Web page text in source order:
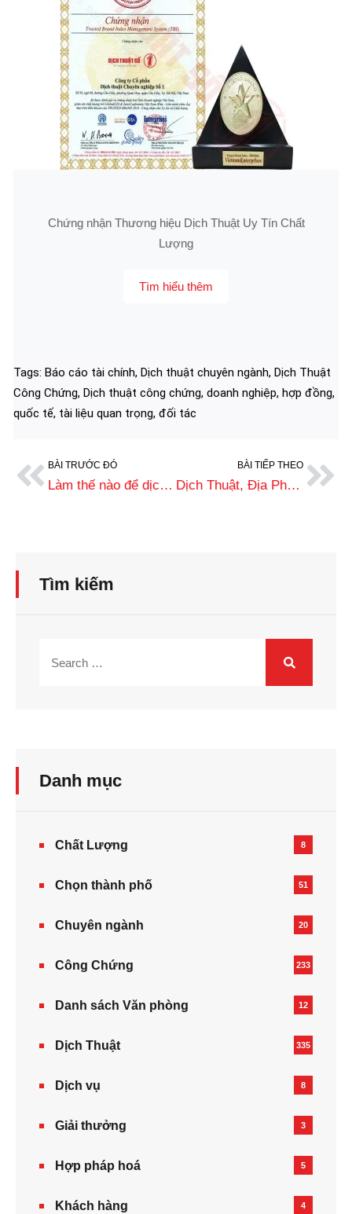
Chứng nhận Thương hiệu Dịch Thuật Uy Tín Chất
Lượng
Tìm hiểu thêm
Tags: Báo cáo tài chính, Dịch thuật chuyên ngành, Dịch Thuật
Công Chứng, Dịch thuật công chứng, doanh nghiệp, hợp đồng,
quốc tế, tài liệu quan trọng, đối tác
BÀI TRƯỚC ĐÓ
Làm thế nào để dịch thuật công chứng, hợp pháp hoá hồ sơ, giấy phép đầu tư của công nước ngoài tại Việt Nam ?
BÀI TIẾP THEO
Dịch Thuật, Địa Phương Hoá Website Bởi Dịch Thuật Công Chứng
Tìm kiếm
Danh mục
Chất Lượng 8
Chọn thành phố 51
Chuyên ngành 20
Công Chứng 233
Danh sách Văn phòng 12
Dịch Thuật 335
Dịch vụ 8
Giải thưởng 3
Hợp pháp hoá 5
Khách hàng 4